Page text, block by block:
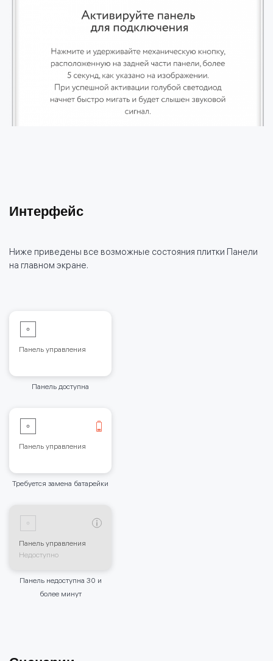
Интерфейс
Ниже приведены все возможные состояния плитки Панели
на главном экране.
Панель управления
Панель доступна
Панель управления
Требуется замена батарейки
Панель управления
Недоступно
Панель недоступна 30 и
более минут